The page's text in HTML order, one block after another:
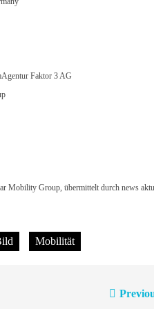
Faktor 3 AG
Mobility Group, übermittelt durch news
Mobilität